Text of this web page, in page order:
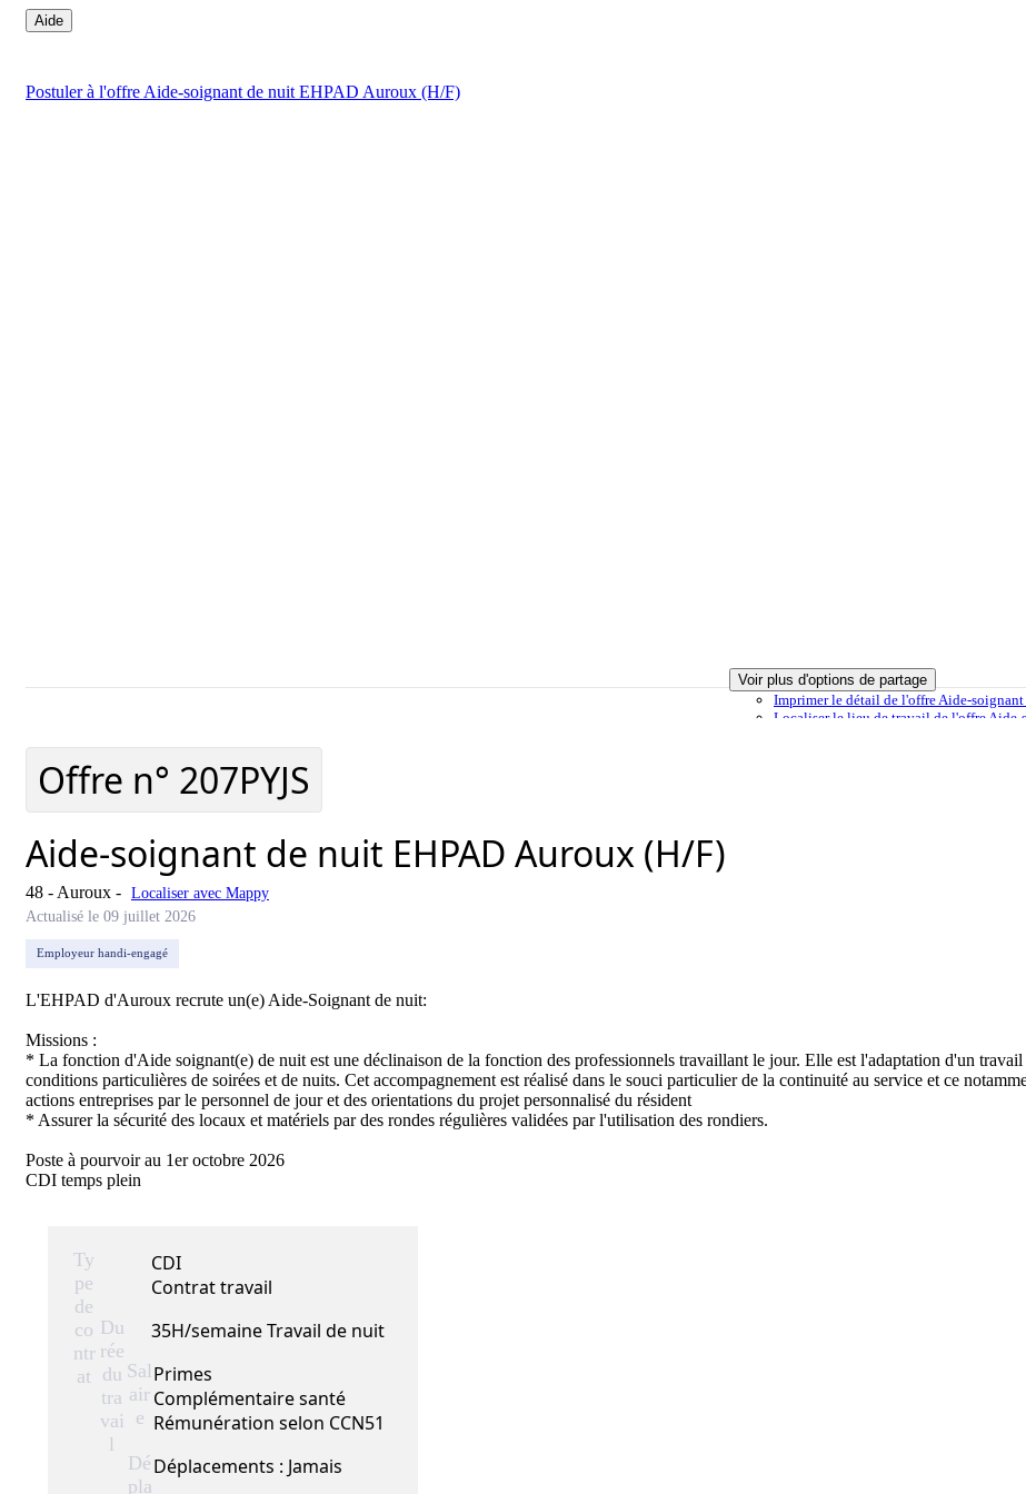
Aide
Postulerà l'offre Aide-soignant de nuit EHPAD Auroux (H/F)
Voir plus d'options de partage
Imprimerle détail de l'offre Aide-
Localiserle lieu de travail de l'offre
Offre n° 207PYJS
Aide-soignant de nuit EHPAD Auroux (H/F)
48 - Auroux - Localiser avec Mappy
Actualisé le 09 juillet 2026
Employeur handi-engagé
L'EHPAD d'Auroux recrute un(e) Aide-Soignant de nuit:
Missions :
* La fonction d'Aide soignant(e) de nuit est une déclinaison de la fonction des professionnels travaillant le jour. Elle est l'adaptation d'un
conditions particulières de soirées et de nuits. Cet accompagnement est réalisé dans le souci particulier de la continuité au service et ce
actions entreprises par le personnel de jour et des orientations du projet personnalisé du résident
* Assurer la sécurité des locaux et matériels par des rondes régulières validées par l'utilisation des rondiers.
Poste à pourvoir au 1er octobre 2026
CDI temps plein
Ty
pe
de
co
ntr
at
CDI
Contrat travail
Du
rée
du
tra
vai
l
35H/semaine Travail de nuit
Sal
air
e
Primes
Complémentaire santé
Rémunération selon CCN51
Dé
pla
Déplacements : Jamais